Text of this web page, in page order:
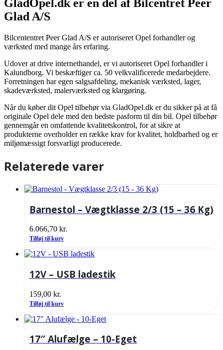
GladOpel.dk er en del af Bilcentret Peer
Glad A/S
Bilcententret Peer Glad A/S er autoriseret Opel forhandler og
værksted med mange års erfaring.
Udover at drive internethandel, er vi autoriseret Opel forhandler i
Kalundborg. Vi beskæftiger ca. 50 velkvalificerede medarbejdere.
Forretningen har egen salgsafdeling, mekanisk værksted, lager,
skadeværksted, malerværksted og klargøring.
Når du køber dit Opel tilbehør via GladOpel.dk er du sikker på at få
originale Opel dele med den bedste pasform til din bil. Opel tilbehør
gennemgår en omfattende kvalitetskontrol, for at sikre at
produkterne overholder en række krav for kvalitet, holdbarhed og er
miljømæssigt forsvarligt producerede.
Relaterede varer
Barnestol – Vægtklasse 2/3 (15 – 36 Kg)
6.066,70 kr.
Tilføj til kurv
12V – USB ladestik
159,00 kr.
Tilføj til kurv
17″ Alufælge – 10-Eget